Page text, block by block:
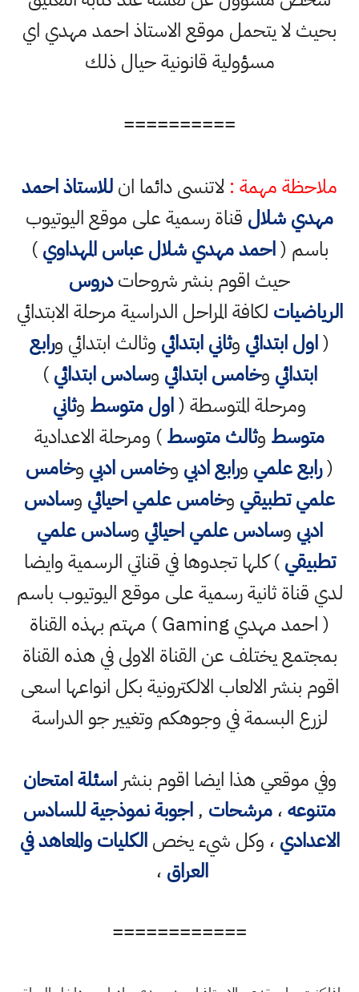
بحيث لا يتحمل موقع الاستاذ احمد مهدي اي
مسؤولية قانونية حيال ذلك
==========
ملاحظة مهمة : لاتنسى دائما انللاستاذ احمد
مهدي شلال قناة رسمية على موقع اليوتيوب
باسم (احمد مهدي شلال عباس المهداوي)
حيث اقوم بنشر شروحاتدروس
الرياضيات لكافة المراحل الدراسية مرحلة الابتدائي
(اول ابتدائي وثاني ابتدائي وثالث ابتدائي ورابع
ابتدائي وخامس ابتدائي وسادس ابتدائي)
ومرحلة المتوسطة (اول متوسط وثاني
متوسط وثالث متوسط) ومرحلة الاعدادية
(رابع علمي ورابع ادبي وخامس ادبي وخامس
علمي تطبيقي وخامس علمي احيائي وسادس
ادبي وسادس علمي احيائي وسادس علمي
تطبيقي) كلها تجدوها في قناتي الرسمية وايضا
لدي قناة ثانية رسمية على موقع اليوتيوب باسم
( احمد مهدي Gaming ) مهتم بهذه القناة
بمجتمع يختلف عن القناة الاولى في هذه القناة
اقوم بنشر الالعاب الالكترونية بكل انواعها اسعى
لزرع البسمة في وجوهكم وتغيير جو الدراسة
وفي موقعي هذا ايضا اقوم بنشراسئلة امتحان
متنوعه،مرشحات ,اجوبة نموذجية للسادس
الاعدادي ، وكل شيء يخصالكليات والمعاهد في
العراق ،
============